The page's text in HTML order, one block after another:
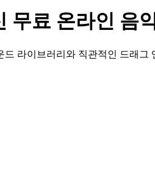
무료 온라인 음
라이브러리와 직관적인 드래